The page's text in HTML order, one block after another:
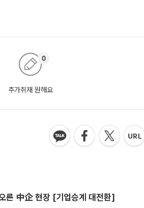
추가취재 원해요
0
른 中企 현장 [기업승계 대전환]